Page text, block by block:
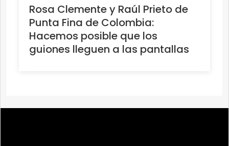
Rosa Clemente y Raúl Prieto de
Punta Fina de Colombia:
Hacemos posible que los
guiones lleguen a las pantallas